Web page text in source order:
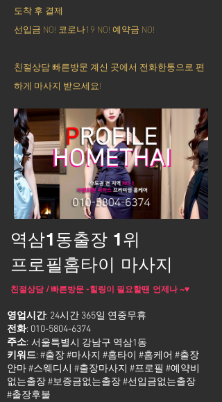
도착 후 결제
선입금 NO! 코로나19 NO! 예약금 NO!
친절상담 빠른방문 계신 곳에서 전화한통으로 편
하게 마사지 받으세요!
역삼1동출장 1위
프로필홈타이 마사지
친절상담 / 빠른방문 -힐링이 필요할땐 언제나 ~♥
영업시간: 24시간 365일 연중무휴
전화: 010-5804-6374
주소:
키워드: #출장 #마사지 #홈타이 #홈케어 #출장
안마 #스웨디시 #출장마사지 #프로필 #예약비
없는출장 #보증금없는출장 #선입금없는출장
#출장후불
서울특별시 강남구 역삼1동